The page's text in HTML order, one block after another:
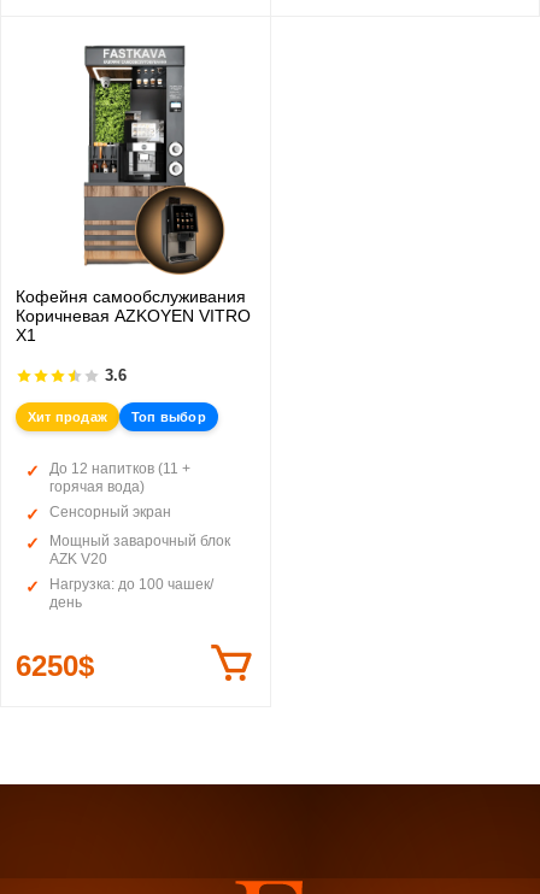
Кофейня самообслуживания
Коричневая AZKOYEN VITRO
X1
3.6
Хит продаж Топ выбор
До 12 напитков (11 +
горячая вода)
Сенсорный экран
Мощный заварочный блок
AZK V20
Нагрузка: до 100 чашек/
день
6250$